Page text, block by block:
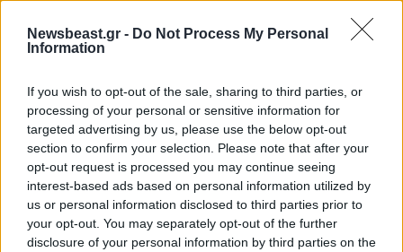
Newsbeast.gr - Do Not Process My Personal
Information
If you wish to opt-out of the sale, sharing to third parties, or
processing of your personal or sensitive information for
targeted advertising by us, please use the below opt-out
section to confirm your selection. Please note that after your
opt-out request is processed you may continue seeing
interest-based ads based on personal information utilized by
us or personal information disclosed to third parties prior to
your opt-out. You may separately opt-out of the further
disclosure of your personal information by third parties on the